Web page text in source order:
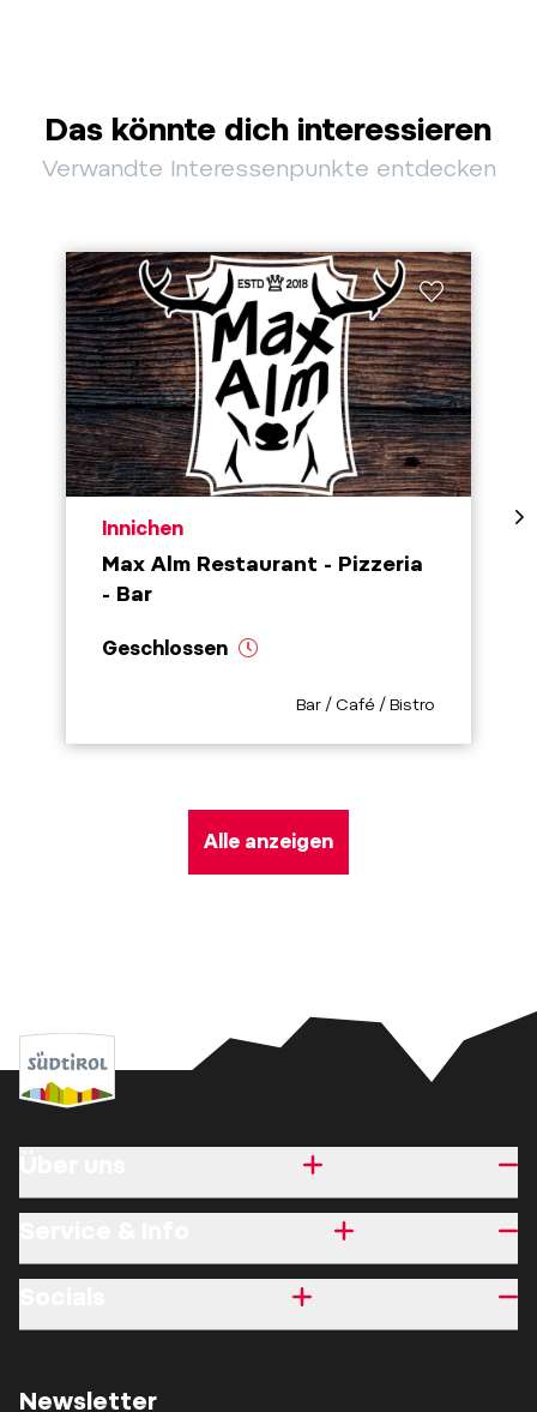
Das könnte dich interessieren
Verwandte Interessenpunkte entdecken
aria.poi_location_prefix
Innichen
Max Alm Restaurant - Pizzeria
- Bar
Geschlossen
aria.poi_category_prefix
Bar / Café / Bistro
Alle anzeigen
Newsletter